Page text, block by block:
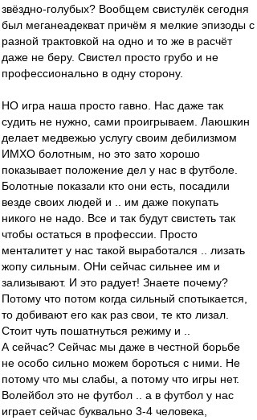
звёздно-голубых? Вообщем свистулёк сегодня
был меганеадекват причём я мелкие эпизоды с
разной трактовкой на одно и то же в расчёт
даже не беру. Свистел просто грубо и не
профессионально в одну сторону.
НО игра наша просто гавно. Нас даже так
судить не нужно, сами проигрываем. Лаюшкин
делает медвежью услугу своим дебилизмом
ИМХО болотным, но это зато хорошо
показывает положение дел у нас в футболе.
Болотные показали кто они есть, посадили
везде своих людей и .. им даже покупать
никого не надо. Все и так будут свистеть так
чтобы остаться в профессии. Просто
менталитет у нас такой выработался .. лизать
жопу сильным. ОНи сейчас сильнее им и
зализывают. И это радует! Знаете почему?
Потому что потом когда сильный спотыкается,
то добивают его как раз свои, те кто лизал.
Стоит чуть пошатнуться режиму и ..
А сейчас? Сейчас мы даже в честной борьбе
не особо сильно можем бороться с ними. Не
потому что мы слабы, а потому что игры нет.
Волейбол это не футбол .. а в футбол у нас
играет сейчас буквально 3-4 человека,